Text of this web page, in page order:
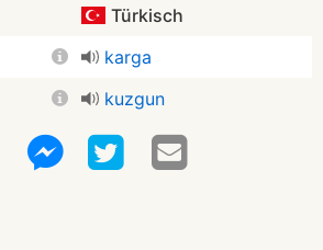
Türkisch
karga
kuzgun